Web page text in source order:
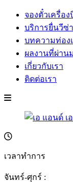
จองตั๋วเครื่อง
บริการยื่นวีซ่า
บทความท่อง
ผลงานที่ผ่าน
เกี่ยวกับเรา
ติดต่อเรา
เวลาทำการ
จันทร์-ศุกร์ :